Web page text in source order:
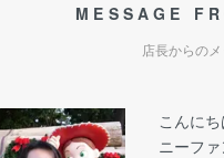
MESSAGE
店長からの
こんに
ニーフ